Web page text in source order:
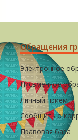
Обращения
Электронное
Письменное
Личный прием
Сообщить о
Правовая база